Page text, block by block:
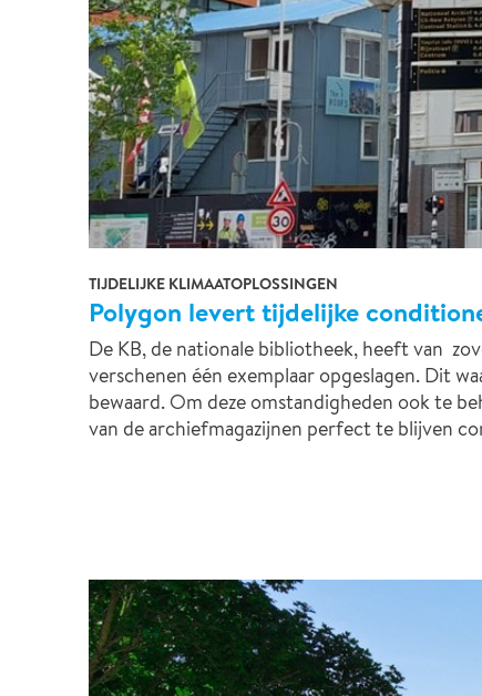
TIJDELIJKE KLIMAATOPLOSSINGEN
Polygon levert tijdelijke
De KB, de nationale bibliotheek, heeft van
verschenen één exemplaar opgeslagen. Dit
bewaard. Om deze omstandigheden ook te
van de archiefmagazijnen perfect te blijven